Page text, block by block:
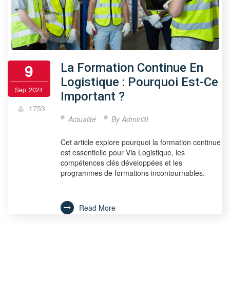
9
Sep 2024
1753
La Formation Continue En
Logistique : Pourquoi Est-Ce
Important ?
Actualité ByAdmin3t
Cet article explore pourquoi la formation continue
est essentielle pour Via Logistique, les
compétences clés développées et les
programmes de formations incontournables.
Read More